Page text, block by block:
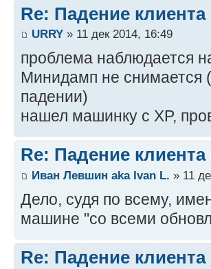
Re: Падение клиента
URRY » 11 дек 2014, 16:49
проблема наблюдается
Минидамп не снимается
падении)
нашел машинку с XP,
Re: Падение клиента
Иван Левшин aka Ivan L. » 11
Дело, судя по всему,
машине "со всеми
Re: Падение клиента